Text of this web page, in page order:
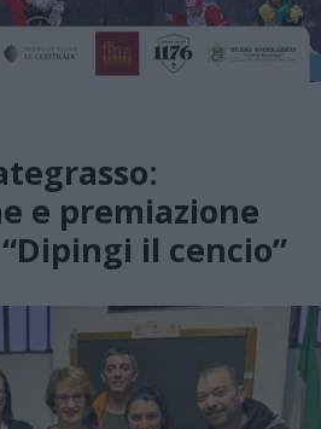
e premiazione
il cencio”